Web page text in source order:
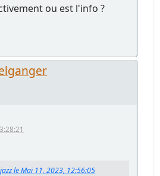
ou est l'info ?
le Mai 11, 2023, 12:56:05